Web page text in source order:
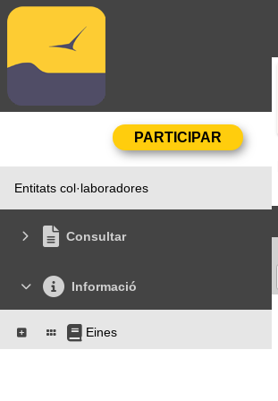
Entitats col·laboradores
Consultar
Informació
Eines